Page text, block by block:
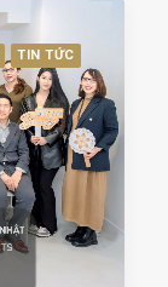
TIN TỨC